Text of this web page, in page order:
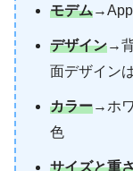
モデム
デザイン→
面デザイン
カラー→ホ
色
サイズと重